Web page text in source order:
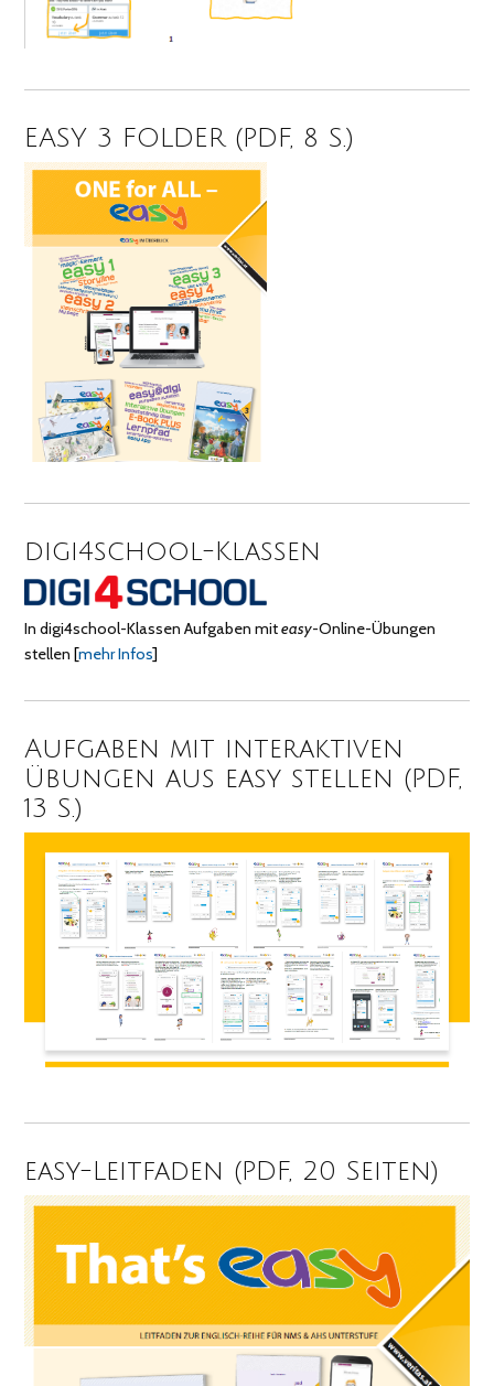
EASY 3 FOLDER (PDF, 8 S.)
digi4school-Klassen
In digi4school-Klassen Aufgaben miteasy-Online-Übungen
stellen[mehr Infos]
Aufgaben mit interaktiven
Übungen aus easy stellen (PDF,
13 S.)
easy-Leitfaden (PDF, 20 Seiten)